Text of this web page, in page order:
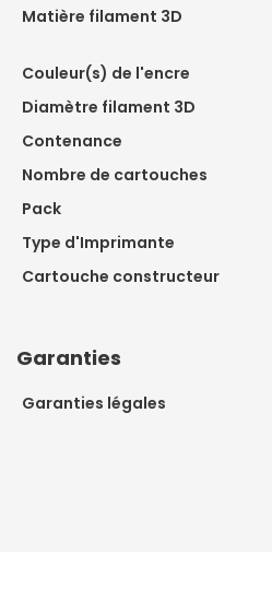
Matière filament 3D
Couleur(s) de l'encre
Diamètre filament 3D
Contenance
Nombre de cartouches
Pack
Type d'Imprimante
Cartouche constructeur
Garanties
Garanties légales